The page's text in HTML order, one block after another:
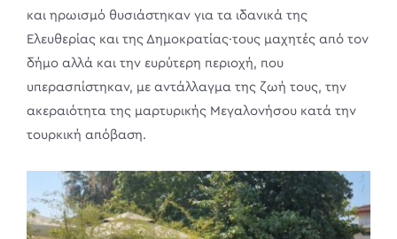
και ηρωισμό θυσιάστηκαν για τα ιδανικά της
Ελευθερίας και της Δημοκρατίας·τους μαχητές από τον
δήμο αλλά και την ευρύτερη περιοχή, που
υπερασπίστηκαν, με αντάλλαγμα της ζωή τους, την
ακεραιότητα της μαρτυρικής Μεγαλονήσου κατά την
τουρκική απόβαση.